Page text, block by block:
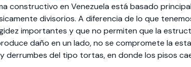
constructivo en Venezuela está basado
divisorios. A diferencia de lo que
importantes y que no permiten que la
daño en un lado, no se compromete la
derrumbes del tipo tortas, en donde los pisos